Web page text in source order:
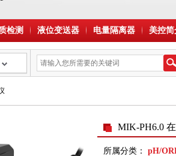
检测 液位变送器 电量隔离器 美控简
MIK-PH6.0
所属分类： pH/